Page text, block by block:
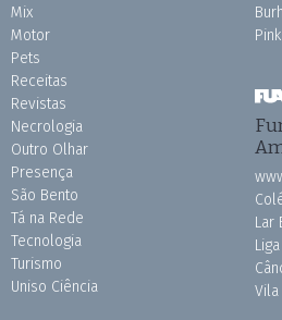
Mix
Motor
Pets
Receitas
Revistas
Necrologia
Outro Olhar
Presença
São Bento
Tá na Rede
Tecnologia
Turismo
Uniso Ciência
Burh
Lar